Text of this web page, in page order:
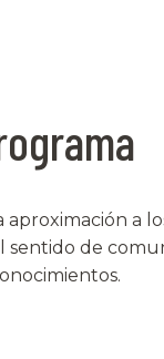
aproximación a
sentido de